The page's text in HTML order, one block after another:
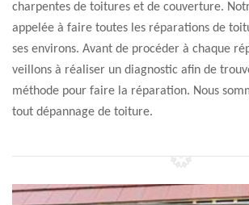
charpentes de toitures et de couverture.
appelée à faire toutes les réparations de
ses environs. Avant de procéder à chaque
veillons à réaliser un diagnostic afin de
méthode pour faire la réparation. Nous
tout dépannage de toiture.